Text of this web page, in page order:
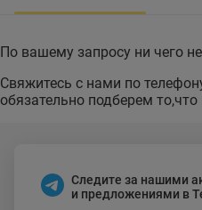
По вашему запросу ни чего
Свяжитесь с нами по
обязательно подберем
Следите за нашими
и предложениями в